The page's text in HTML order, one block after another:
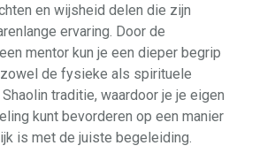
en wijsheid delen die zijn
ervaring. Door de
mentor kun je een dieper begrip
de fysieke als spirituele
traditie, waardoor je je eigen
kunt bevorderen op een manier
is met de juiste begeleiding.